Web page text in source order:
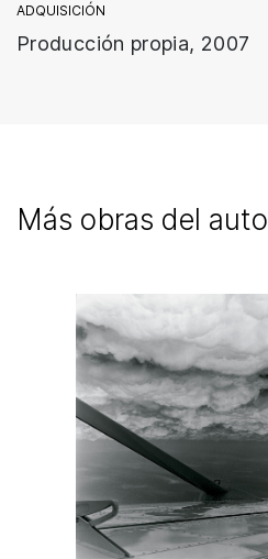
ADQUISICIÓN
Producción propia, 2007
Más obras del